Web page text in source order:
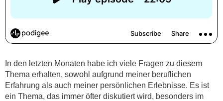
In den letzten Monaten habe ich viele Fragen zu diesem
Thema erhalten, sowohl aufgrund meiner beruflichen
Erfahrung als auch meiner persönlichen Erlebnisse. Es ist
ein Thema, das immer öfter diskutiert wird, besonders im